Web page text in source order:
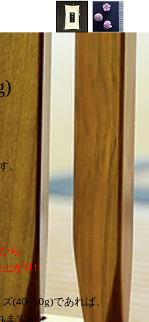
。
ら、
上がり!!
(40~50g)であれば、
ます!!